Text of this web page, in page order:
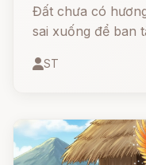
Đất chưa có
sai xuống để ban
nhân hậu, biết
ST